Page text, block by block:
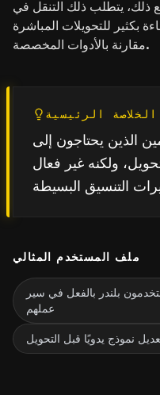
ذلك، يتطلب ذلك التنقل في
بكثير للتحويلات المباشرة
مقارنة بالأدوات المخصصة.
الخلاصة الرئيسية
الذين يحتاجون إلى
ولكنه غير فعال
ملف المستخدم المثالي
يستخدمون بلندر بالفعل في سير
عملهم
نموذج يدويًا قبل التحويل